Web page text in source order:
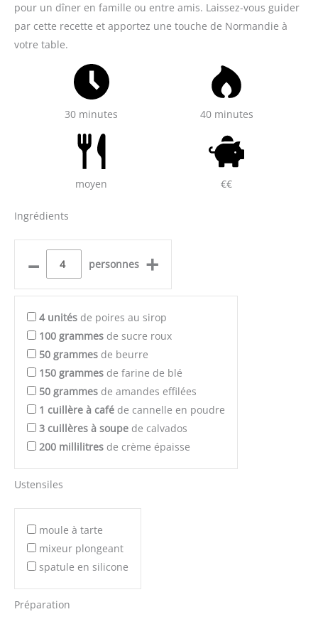
pour un dîner en famille ou entre amis. Laissez-vous guider
par cette recette et apportez une touche de Normandie à
votre table.
30 minutes 40 minutes
moyen €€
Ingrédients
– personnes +
4 unités de poires au sirop
100 grammes de sucre roux
50 grammes de beurre
150 grammes de farine de blé
50 grammes de amandes effilées
1 cuillère à café de cannelle en poudre
3 cuillères à soupe de calvados
200 millilitres de crème épaisse
Ustensiles
moule à tarte
mixeur plongeant
spatule en silicone
Préparation